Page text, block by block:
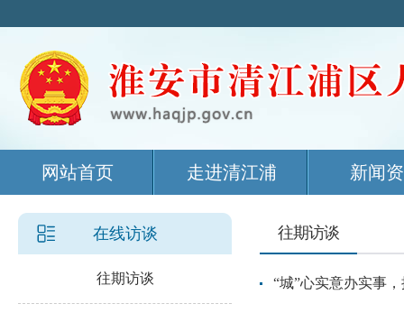
网站首页 走进清江浦 新闻
在线访谈
往期访谈
往期访谈
“城”心实意办实事